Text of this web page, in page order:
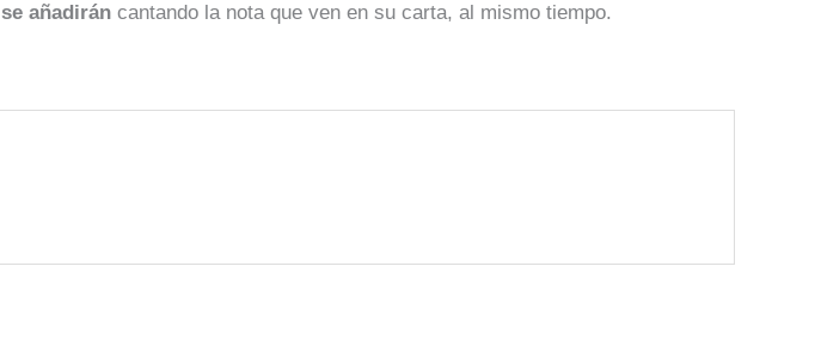
se añadirán cantando la nota que ven en su carta, al mismo tiempo.